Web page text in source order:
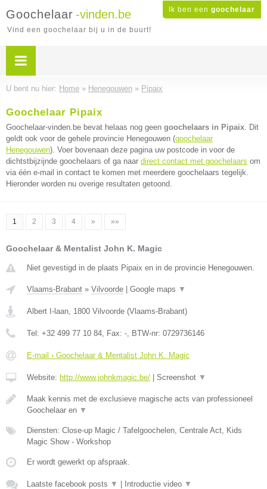
Ik ben een goochelaar
Goochelaar -vinden.be
Vind een goochelaar bij u in de buurt!
U bent nu hier: Home » Henegouwen » Pipaix
Goochelaar Pipaix
Goochelaar-vinden.be bevat helaas nog geen goochelaars in Pipaix. Dit
geldt ook voor de gehele provincie Henegouwen (goochelaar
Henegouwen). Voer bovenaan deze pagina uw postcode in voor de
dichtstbijzijnde goochelaars of ga naar direct contact met goochelaars om
via één e-mail in contact te komen met meerdere goochelaars tegelijk.
Hieronder worden nu overige resultaten getoond.
1 2 3 4 » »»
Goochelaar & Mentalist John K. Magic
Niet gevestigd in de plaats Pipaix en in de provincie Henegouwen.
Vlaams-Brabant » Vilvoorde Google maps ▼
Albert I-laan, 1800 Vilvoorde (Vlaams-Brabant)
Tel: +32 499 77 10 84, Fax: -, BTW-nr: 0729736146
E-mail › Goochelaar & Mentalist John K. Magic
Website: http://www.johnkmagic.be/ Screenshot ▼
Maak kennis met de exclusieve magische acts van professioneel
Goochelaar en ▼
Diensten: Close-up Magic / Tafelgoochelen, Centrale Act, Kids
Magic Show - Workshop
Er wordt gewerkt op afspraak.
Laatste facebook posts ▼ Introductie video ▼